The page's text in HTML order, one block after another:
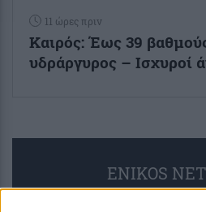
11 ώρες πριν
Καιρός: Έως 39
υδράργυρος – Ισχυροί
ENIKOS